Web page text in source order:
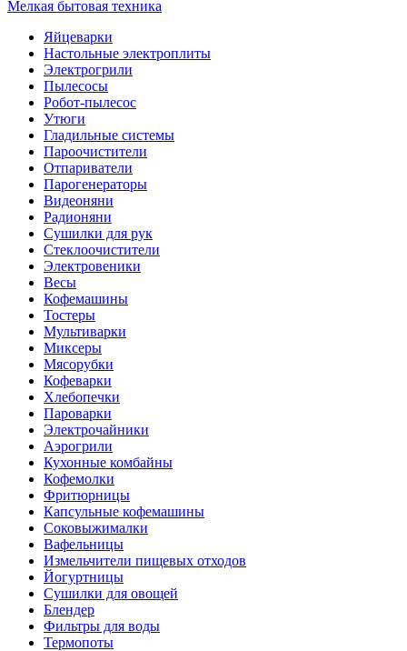
Мелкая бытовая техника
Яйцеварки
Настольные электроплиты
Электрогрили
Пылесосы
Робот-пылесос
Утюги
Гладильные системы
Пароочистители
Отпариватели
Парогенераторы
Видеоняни
Радионяни
Сушилки для рук
Стеклоочистители
Электровеники
Весы
Кофемашины
Тостеры
Мультиварки
Миксеры
Мясорубки
Кофеварки
Хлебопечки
Пароварки
Электрочайники
Аэрогрили
Кухонные комбайны
Кофемолки
Фритюрницы
Капсульные кофемашины
Соковыжималки
Вафельницы
Измельчители пищевых отходов
Йогуртницы
Сушилки для овощей
Блендер
Фильтры для воды
Термопоты